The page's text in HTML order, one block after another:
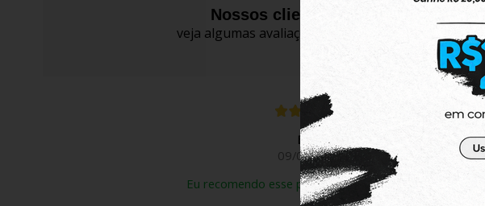
Nossos clientes falam por nós!
veja algumas avaliações de produtos da nossa loja.
Evelyn K.
09/04/2026
Eu recomendo esse produto.